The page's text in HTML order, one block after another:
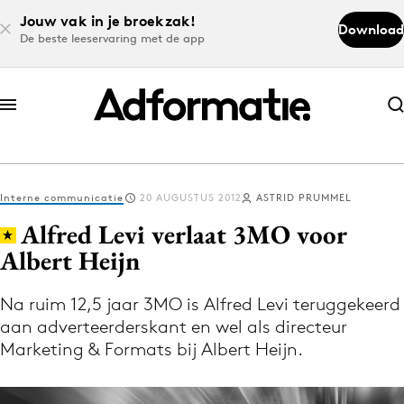
Jouw vak in je broekzak!
De beste leeservaring met de app
Download
Abonneer nu
Abonneer nu
Log in
Volg het laatste nieuws via de Adformatie
Nieuws app
Interne communicatie 20 AUGUSTUS 2012 ASTRID PRUMMEL
Alfred Levi verlaat 3MO voor
Albert Heijn
Na ruim 12,5 jaar 3MO is Alfred Levi teruggekeerd
aan adverteerderskant en wel als directeur
Marketing & Formats bij Albert Heijn.